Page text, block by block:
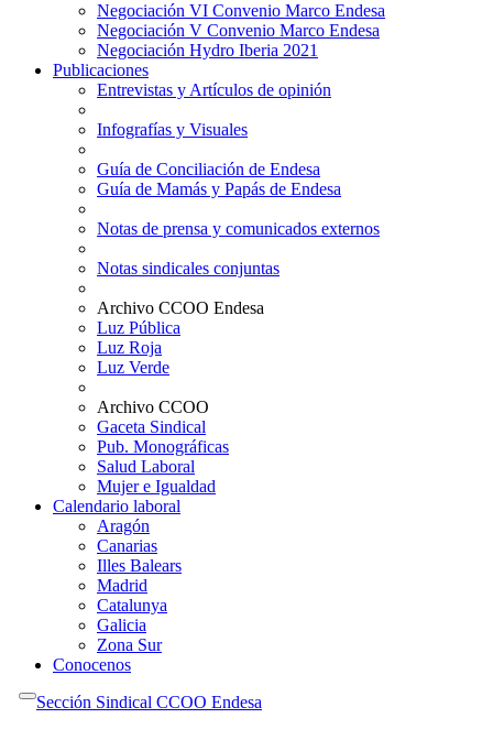
Negociación VI Convenio Marco Endesa
Negociación V Convenio Marco Endesa
Negociación Hydro Iberia 2021
Publicaciones
Entrevistas y Artículos de opinión
Infografías y Visuales
Guía de Conciliación de Endesa
Guía de Mamás y Papás de Endesa
Notas de prensa y comunicados externos
Notas sindicales conjuntas
Archivo CCOO Endesa
Luz Pública
Luz Roja
Luz Verde
Archivo CCOO
Gaceta Sindical
Pub. Monográficas
Salud Laboral
Mujer e Igualdad
Calendario laboral
Aragón
Canarias
Illes Balears
Madrid
Catalunya
Galicia
Zona Sur
Conocenos
Sección Sindical CCOO Endesa